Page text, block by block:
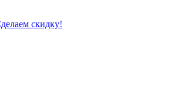
скидку!